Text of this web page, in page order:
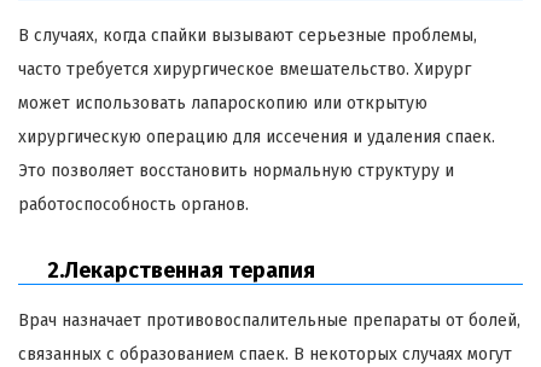
В случаях, когда спайки вызывают серьезные проблемы,
часто требуется хирургическое вмешательство. Хирург
может использовать лапароскопию или открытую
хирургическую операцию для иссечения и удаления спаек.
Это позволяет восстановить нормальную структуру и
работоспособность органов.
2.Лекарственная терапия
Врач назначает противовоспалительные препараты от болей,
связанных с образованием спаек. В некоторых случаях могут